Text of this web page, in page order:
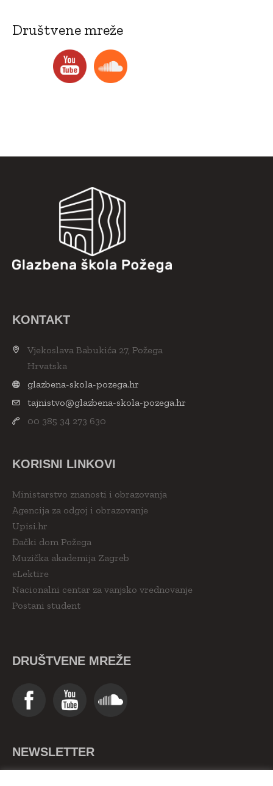
Društvene mreže
KONTAKT
Vjekoslava Babukića 27, Požega
Hrvatska
glazbena-skola-pozega.hr
tajnistvo@glazbena-skola-pozega.hr
00 385 34 273 630
KORISNI LINKOVI
Ministarstvo znanosti i obrazovanja
Agencija za odgoj i obrazovanje
Upisi.hr
Đački dom Požega
Muzička akademija Zagreb
eLektire
Nacionalni centar za vanjsko vrednovanje
Postani student
DRUŠTVENE MREŽE
NEWSLETTER